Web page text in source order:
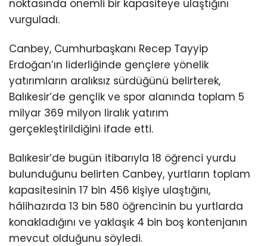
noktasında önemli bir kapasiteye ulaştığını
vurguladı.
Canbey, Cumhurbaşkanı Recep Tayyip
Erdoğan’ın liderliğinde gençlere yönelik
yatırımların aralıksız sürdüğünü belirterek,
Balıkesir’de gençlik ve spor alanında toplam 5
milyar 369 milyon liralık yatırım
gerçekleştirildiğini ifade etti.
Balıkesir’de bugün itibarıyla 18 öğrenci yurdu
bulunduğunu belirten Canbey, yurtların toplam
kapasitesinin 17 bin 456 kişiye ulaştığını,
hâlihazırda 13 bin 580 öğrencinin bu yurtlarda
konakladığını ve yaklaşık 4 bin boş kontenjanın
mevcut olduğunu söyledi.